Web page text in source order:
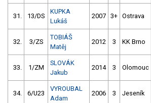
31. 13/DS
KUPKA
Lukáš
2007 3+ Ostrava
32. 3/ZS
TOBIÁŠ
Matěj
2012 3 KK Brno
33. 1/ZM
SLOVÁK
Jakub
2014 3 Olomouc
34. 6/U23
VYROUBAL
Adam
2006 3 Jeseník